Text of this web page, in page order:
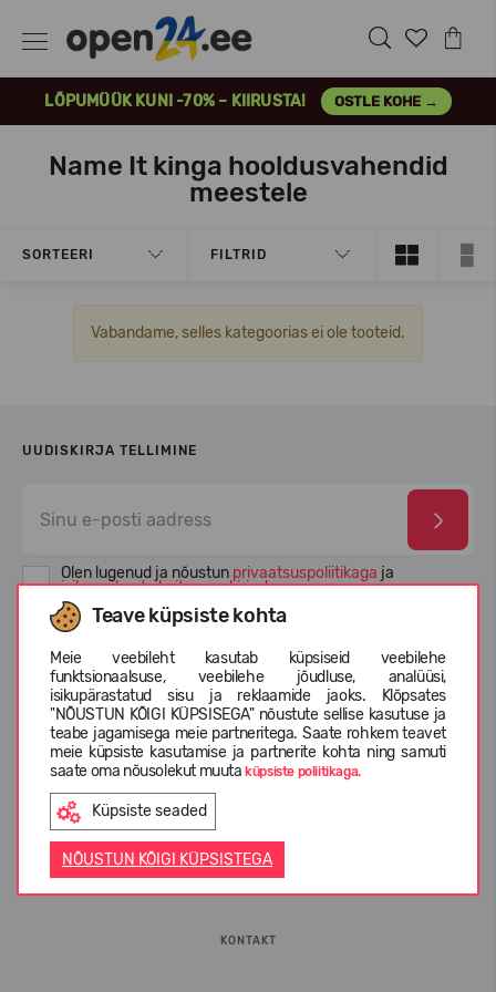
LÕPUMÜÜK KUNI -70% – KIIRUSTA! OSTLE KOHE →
Teave küpsiste kohta
Meie veebileht kasutab küpsiseid veebilehe
funktsionaalsuse, veebilehe jõudluse, analüüsi,
isikupärastatud sisu ja reklaamide jaoks. Klõpsates
"NÕUSTUN KÕIGI KÜPSISEGA" nõustute sellise kasutuse ja
teabe jagamisega meie partneritega. Saate rohkem teavet
meie küpsiste kasutamise ja partnerite kohta ning samuti
saate oma nõusolekut muutaküpsiste poliitikaga.
Küpsiste seaded
NÕUSTUN KÕIGI KÜPSISTEGA
Name It kinga hooldusvahendid
meestele
SORTEERI FILTRID
Vabandame, selles kategoorias ei ole tooteid.
UUDISKIRJA TELLIMINE
Olen lugenud ja nõustun privaatsuspoliitikaga ja
isikuandmete kaitse eeskirjadega
INFORMATSIOON
ETTEVÕTTEST
KONTAKT